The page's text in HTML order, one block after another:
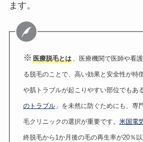
ます。
※ 医療脱毛とは、医療機関で医師や看
る脱毛のことで、高い効果と安全性が特
や肌トラブルが起こりやすい部位でもあ
のトラブル」を未然に防ぐためにも、専
毛クリニックの選択が重要です。 米国電
終脱毛から1か月後の毛の再生率が20％以